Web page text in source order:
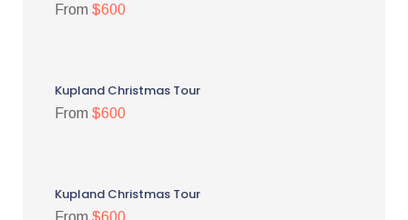
From $600
Kupland Christmas Tour
From $600
Kupland Christmas Tour
From $600